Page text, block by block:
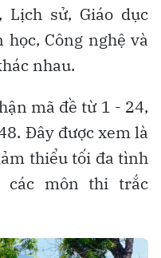
sử, Giáo dục
Công nghệ và
nhau.
mã đề từ 1 - 24,
Đây được xem là
thiểu tối đa tình
môn thi trắc